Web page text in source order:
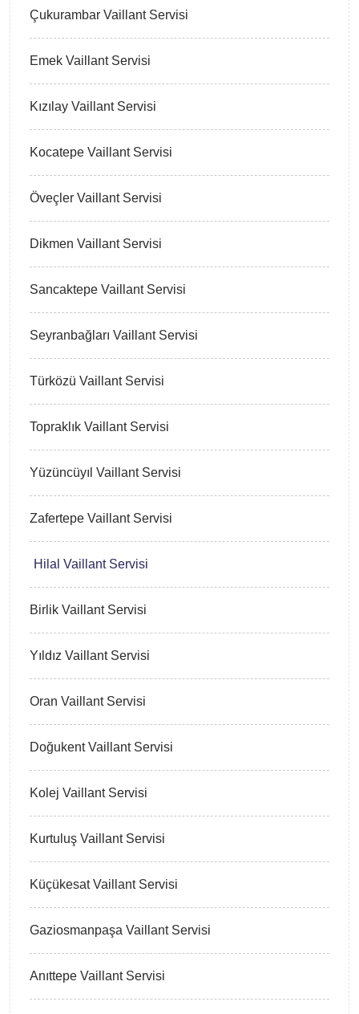
Çukurambar Vaillant Servisi
Emek Vaillant Servisi
Kızılay Vaillant Servisi
Kocatepe Vaillant Servisi
Öveçler Vaillant Servisi
Dikmen Vaillant Servisi
Sancaktepe Vaillant Servisi
Seyranbağları Vaillant Servisi
Türközü Vaillant Servisi
Topraklık Vaillant Servisi
Yüzüncüyıl Vaillant Servisi
Zafertepe Vaillant Servisi
Hilal Vaillant Servisi
Birlik Vaillant Servisi
Yıldız Vaillant Servisi
Oran Vaillant Servisi
Doğukent Vaillant Servisi
Kolej Vaillant Servisi
Kurtuluş Vaillant Servisi
Küçükesat Vaillant Servisi
Gaziosmanpaşa Vaillant Servisi
Anıttepe Vaillant Servisi